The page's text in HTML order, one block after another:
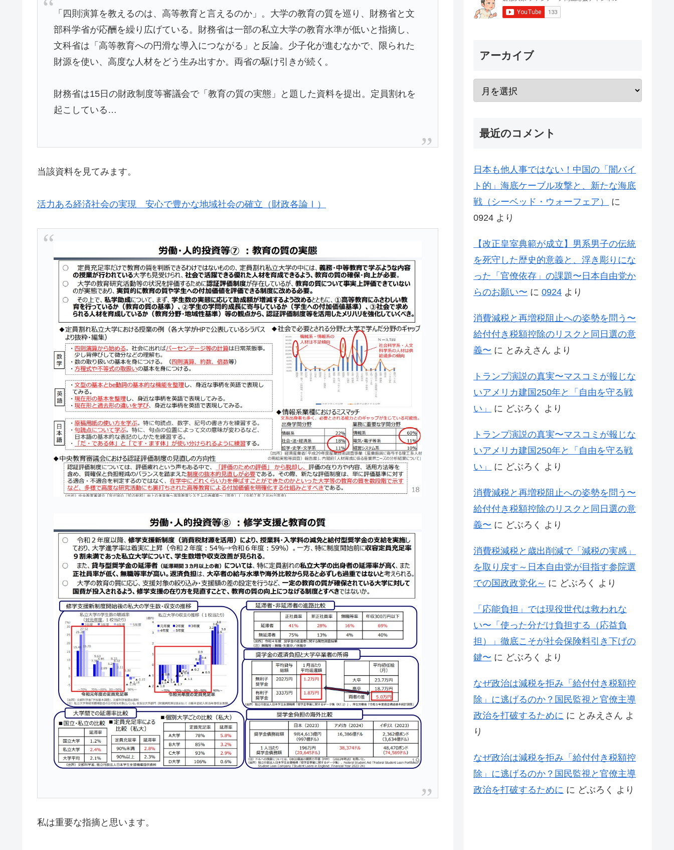
「四則演算を教えるのは、高等教育と言えるのか」。大学の教育の質を巡り、財務省と文
部科学省が応酬を繰り広げている。財務省は一部の私立大学の教育水準が低いと指摘し、
文科省は「高等教育への円滑な導入につながる」と反論。少子化が進むなかで、限られた
財源を使い、高度な人材をどう生み出すか。両省の駆け引きが続く。
財務省は15日の財政制度等審議会で「教育の質の実態」と題した資料を提出。定員割れを
起こしている…
当該資料を見てみます。
活力ある経済社会の実現 安心で豊かな地域社会の確立（財政各論Ⅰ）
私は重要な指摘と思います。
アーカイブ
最近のコメント
日本も他人事ではない！中国の「闇バイ
ト的」海底ケーブル攻撃と、新たな海底
戦（シーベッド・ウォーフェア）
に
0924 より
【改正皇室典範が成立】男系男子の伝統
を死守した歴史的意義と、浮き彫りにな
った「官僚依存」の課題〜日本自由党か
らのお願い〜 に 0924 より
消費減税と再増税阻止への姿勢を問う〜
給付付き税額控除のリスクと同日選の意
義〜 に とみえさん より
トランプ演説の真実〜マスコミが報じな
いアメリカ建国250年と「自由を守る戦
い」
に どぶろく より
トランプ演説の真実〜マスコミが報じな
いアメリカ建国250年と「自由を守る戦
い」
に どぶろく より
消費減税と再増税阻止への姿勢を問う〜
給付付き税額控除のリスクと同日選の意
義〜 に どぶろく より
消費税減税と歳出削減で「減税の実感」
を取り戻す～日本自由党が目指す参院選
での国政政党化～ に どぶろく より
「応能負担」では現役世代は救われな
い〜「使った分だけ負担する（応益負
担）」徹底こそが社会保険料引き下げの
鍵〜 に どぶろく より
なぜ政治は減税を拒み「給付付き税額控
除」に逃げるのか？国民監視と官僚主導
政治を打破するために に とみえさん よ
り
なぜ政治は減税を拒み「給付付き税額控
除」に逃げるのか？国民監視と官僚主導
政治を打破するために に どぶろく より